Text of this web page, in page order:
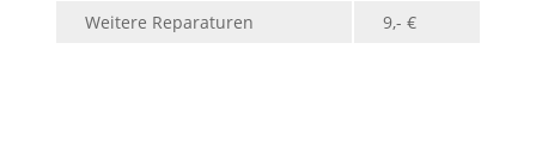
Weitere Reparaturen 9,- €